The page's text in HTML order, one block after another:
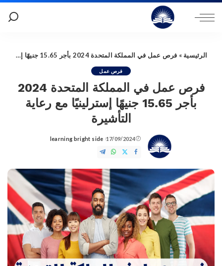
الرئيسية » فرص عمل في المملكة المتحدة 2024 بأجر 15.65 جنيهًا إسترلينيًا مع رعاية التأشيرة
فرص عمل
فرص عمل في المملكة المتحدة 2024
بأجر 15.65 جنيهًا إسترلينيًا مع رعاية
التأشيرة
17/09/2024
Posted
by
learning bright side